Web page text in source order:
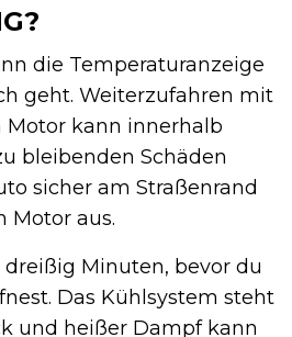
die Temperaturanzeige
geht. Weiterzufahren mit
kann innerhalb
bleibenden Schäden
sicher am Straßenrand
Motor aus.
Minuten, bevor du
Das Kühlsystem steht
und heißer Dampf kann